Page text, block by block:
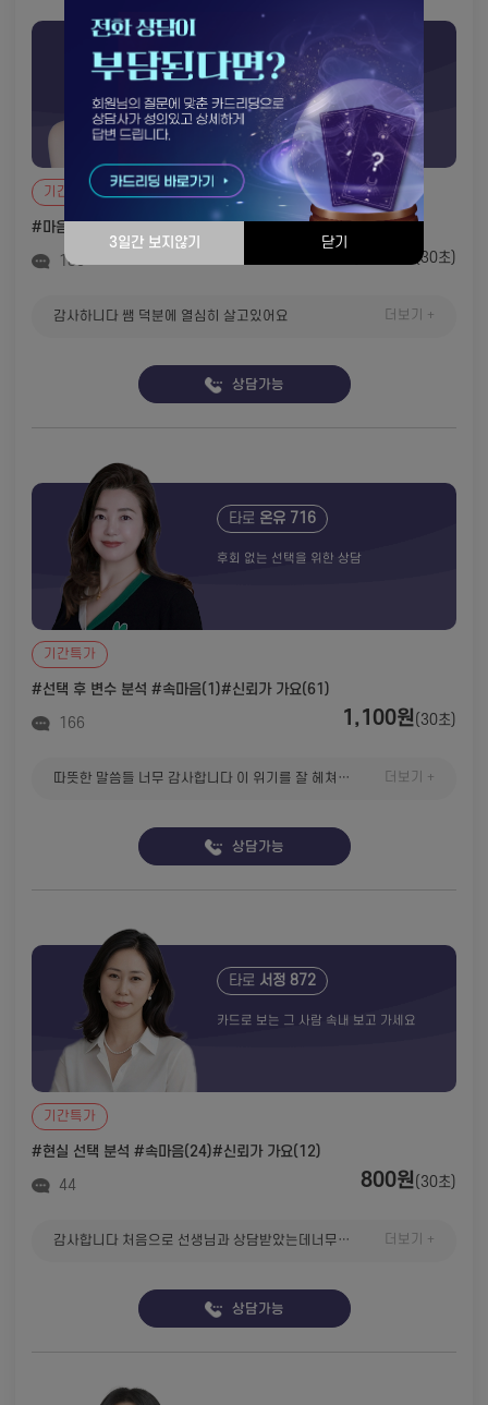
타로미카 857
인생을 건 타로 사주 N년차
기간특가
#마음 방향 안내
180 (30초)
감사하니다 쌤 덕분에 열심히 살고있어요 더보기 +
상담가능
타로 온유 716
후회 없는 선택을 위한 상담
기간특가
#선택 후 변수 분석 #속마음(1)#신뢰가 가요(61)
166 1,100원(30초)
따뜻한 말씀들 너무 감사합니다 이 위기를 잘 헤쳐나가볼게요 더보기 +
상담가능
타로 서정 872
카드로 보는 그 사람 속내 보고 가세요
기간특가
#현실 선택 분석 #속마음(24)#신뢰가 가요(12)
44 800원(30초)
감사합니다 처음으로 선생님과 상담받았는데너무마음이편안한것같아요 또 상담들어갈께요 더보기 +
상담가능
3일간 보지않기 닫기